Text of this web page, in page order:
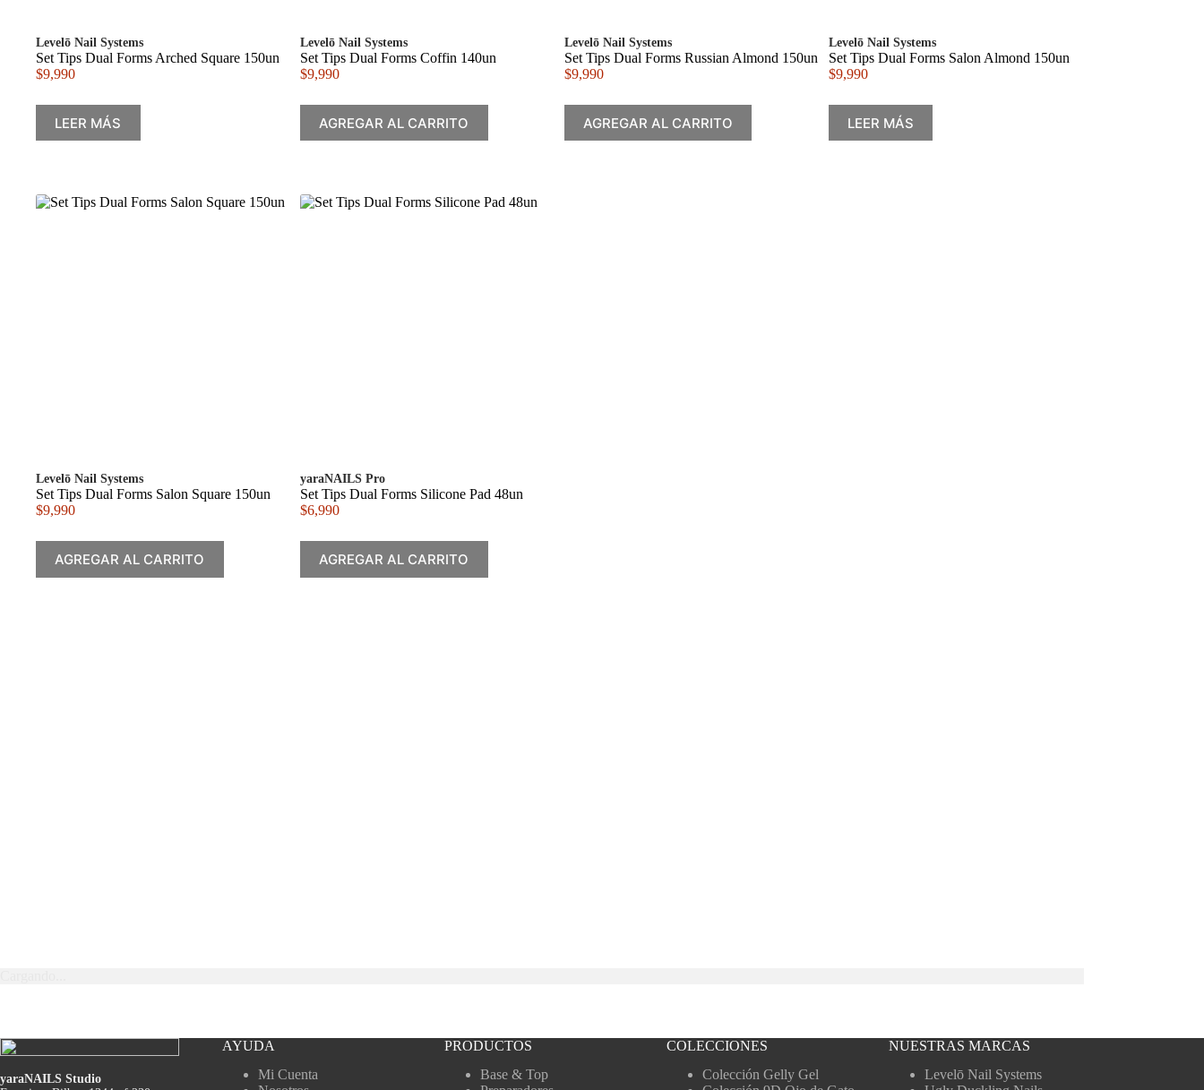
Levelō Nail Systems
Set Tips Dual Forms Arched Square 150un
$9,990
LEER MÁS
Levelō Nail Systems
Set Tips Dual Forms Coffin 140un
$9,990
AGREGAR AL CARRITO
Levelō Nail Systems
Set Tips Dual Forms Russian Almond 150un
$9,990
AGREGAR AL CARRITO
Levelō Nail Systems
Set Tips Dual Forms Salon Almond 150un
$9,990
LEER MÁS
Levelō Nail Systems
Set Tips Dual Forms Salon Square 150un
$9,990
AGREGAR AL CARRITO
yaraNAILS Pro
Set Tips Dual Forms Silicone Pad 48un
$6,990
AGREGAR AL CARRITO
yaraNAILS Studio
AYUDA
Mi Cuenta
PRODUCTOS
Base & Top
COLECCIONES
Colección Gelly Gel
NUESTRAS MARCAS
Levelō Nail Systems